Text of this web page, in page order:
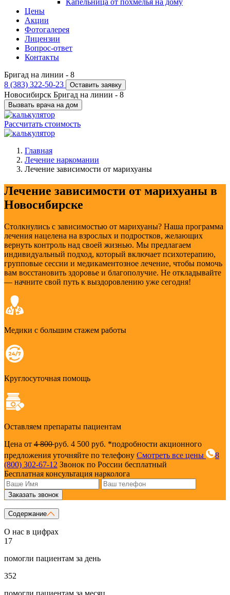
Капельница от похмелья на дому
Цены
Акции
Фотогалерея
Лицензии
Вопрос-ответ
Контакты
Бригад на линии - 8
8 (383) 322-50-23
Оставить заявку
Новосибирск Бригад на линии - 8
Вызвать врача на дом
Рассчитать стоимость
Главная
Лечение наркомании
Лечение зависимости от марихуаны
Лечение зависимости от марихуаны в
Новосибирске
Столкнулись с зависимостью от марихуаны? Наша программа
лечения нацелена на взрослых и подростков, желающих
вернуть контроль над своей жизнью. Мы предлагаем
индивидуальный подход, который включает психотерапию,
групповые сессии и медикаментозное лечение, чтобы помочь
вам восстановить здоровье и благополучие. Не откладывайте
— начните свой путь к выздоровлению уже сегодня!
Медики с большим стажем работы
Круглосуточная помощь
Оставляем препараты пациентам
Цена от 4 800руб. 4 500 руб. *подробности акционного
предложения уточняйте по телефону Смотреть все цены
8
(800) 302-67-12 Звонок по России бесплатный
Бесплатная консультация нарколога
Заказать звонок
Содержание
О нас в цифрах
17
помогли пациентам за день
352
помогли пациентам за месяц